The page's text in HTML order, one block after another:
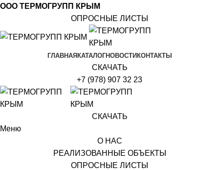
ООО ТЕРМОГРУПП КРЫМ
ОПРОСНЫЕ ЛИСТЫ
ГЛАВНАЯ КАТАЛОГНОВОСТИ КОНТАКТЫ
СКАЧАТЬ
+7 (978) 907 32 23
СКАЧАТЬ
Меню
О НАС
РЕАЛИЗОВАННЫЕ ОБЪЕКТЫ
ОПРОСНЫЕ ЛИСТЫ